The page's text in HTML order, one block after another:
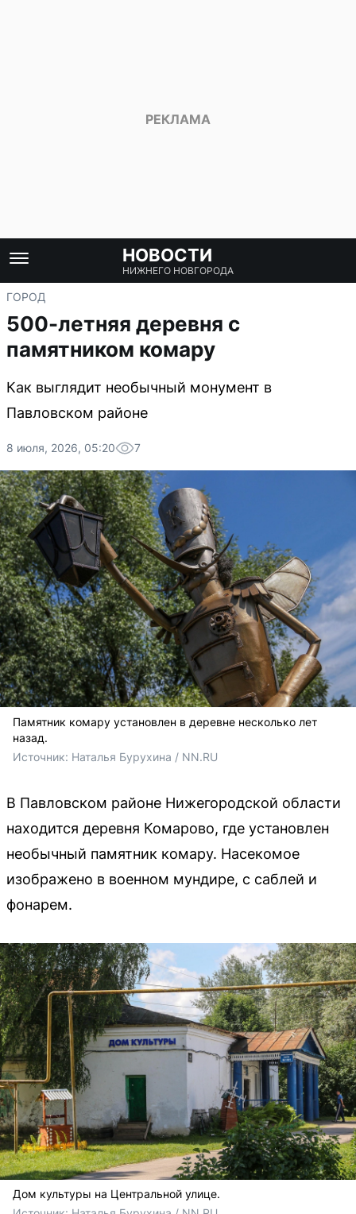
НОВОСТИ
НИЖНЕГО НОВГОРОДА
ГОРОД
500-летняя деревня с
памятником комару
Как выглядит необычный монумент в
Павловском районе
8 июля, 2026, 05:20 7
Памятник комару установлен в деревне несколько лет
назад.
Источник: Наталья Бурухина / NN.RU
В Павловском районе Нижегородской области
находится деревня Комарово, где установлен
необычный памятник комару. Насекомое
изображено в военном мундире, с саблей и
фонарем.
Дом культуры на Центральной улице.